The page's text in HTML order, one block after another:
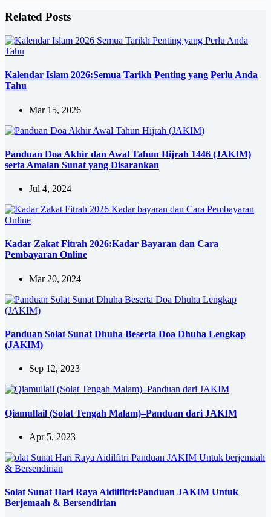
Related Posts
Kalendar Islam 2026:Semua Tarikh Penting yang Perlu Anda
Tahu
Mar 15, 2026
Panduan Doa Akhir dan Awal Tahun Hijrah 1446 (JAKIM)
serta Amalan Sunat yang Disarankan
Jul 4, 2024
Kadar Zakat Fitrah 2026:Kadar Bayaran dan Cara
Pembayaran Online
Mar 20, 2024
Panduan Solat Sunat Dhuha Beserta Doa Dhuha Lengkap
(JAKIM)
Sep 12, 2023
Qiamullail (Solat Tengah Malam)–Panduan dari JAKIM
Apr 5, 2023
Solat Sunat Hari Raya Aidilfitri:Panduan JAKIM Untuk
Berjemaah & Bersendirian